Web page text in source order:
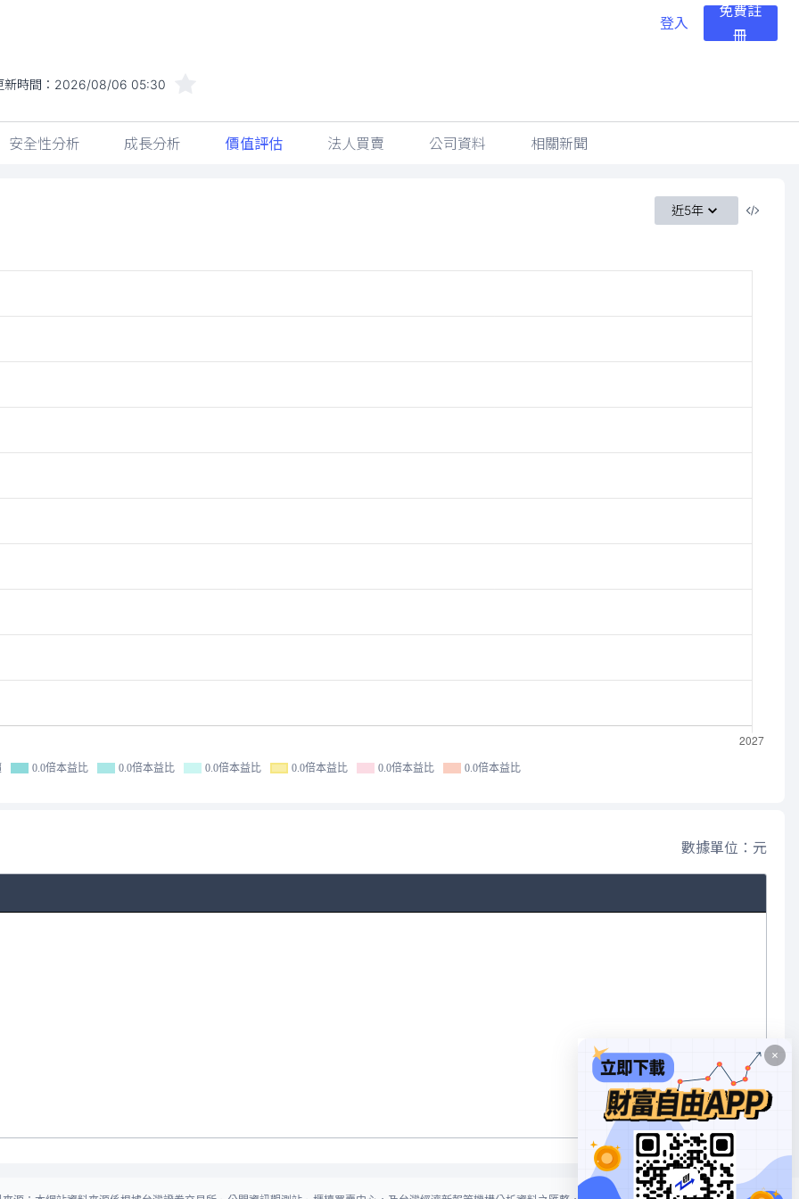
登入
免費註
冊
時間： 2026/08/06 05:30
安全性分析 成長分析 價值評估 法人買賣 公司資料 相關新聞
近5年
0.0倍本益比 0.0倍本益比 0.0倍本益比 0.0倍本益比 0.0倍本益比 0.0倍本益比
數據單位：元